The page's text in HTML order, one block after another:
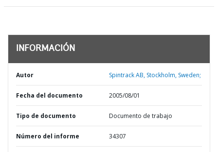
INFORMACIÓN
Autor Spintrack AB, Stockholm, Sweden;
Fecha del documento 2005/08/01
Tipo de documento Documento de trabajo
Número del informe 34307